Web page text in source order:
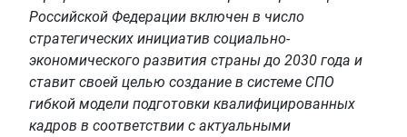
Российской Федерации включен в число
стратегических инициатив социально-
экономического развития страны до 2030 года и
ставит своей целью создание в системе СПО
гибкой модели подготовки квалифицированных
кадров в соответствии с актуальными